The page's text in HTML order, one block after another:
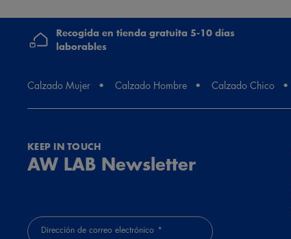
Recogida en tienda gratuita 5-10 días
laborables
Calzado Mujer Calzado Hombre Calzado Chico
KEEP IN TOUCH
AW LAB Newsletter
Dirección de correo electrónico